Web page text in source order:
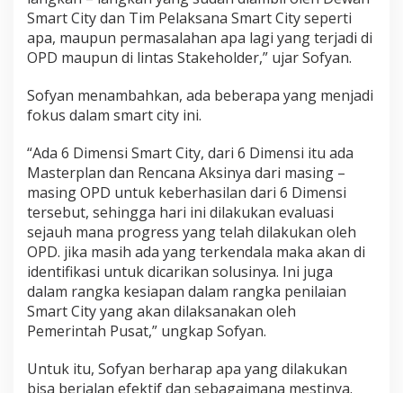
t
a
h
u
2
0
Smart City dan Tim Pelaksana Smart City seperti
apa, maupun permasalahan apa lagi yang terjadi di
OPD maupun di lintas Stakeholder,” ujar Sofyan.
Sofyan menambahkan, ada beberapa yang menjadi
fokus dalam smart city ini.
“Ada 6 Dimensi Smart City, dari 6 Dimensi itu ada
Masterplan dan Rencana Aksinya dari masing –
masing OPD untuk keberhasilan dari 6 Dimensi
tersebut, sehingga hari ini dilakukan evaluasi
sejauh mana progress yang telah dilakukan oleh
OPD. jika masih ada yang terkendala maka akan di
identifikasi untuk dicarikan solusinya. Ini juga
dalam rangka kesiapan dalam rangka penilaian
Smart City yang akan dilaksanakan oleh
Pemerintah Pusat,” ungkap Sofyan.
Untuk itu, Sofyan berharap apa yang dilakukan
bisa berjalan efektif dan sebagaimana mestinya.